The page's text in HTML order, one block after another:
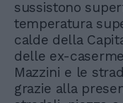
sussistono
temperatura
calde della
delle ex-
Mazzini e le
grazie alla